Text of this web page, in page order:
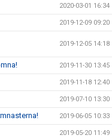
2020-03-01 16:34
2019-12-09 09:20
2019-12-05 14:18
2019-11-30 13:45
2019-11-18 12:40
2019-07-10 13:30
2019-06-05 10:33
2019-05-20 11:49